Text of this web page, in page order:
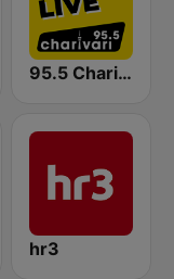
95.5 Charivari - Live
hr3